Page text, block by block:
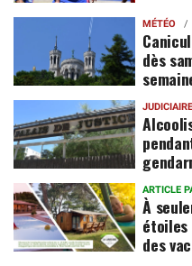
MÉTÉO
dès
JUDICIAIRE
ARTICLE
À
étoiles
des